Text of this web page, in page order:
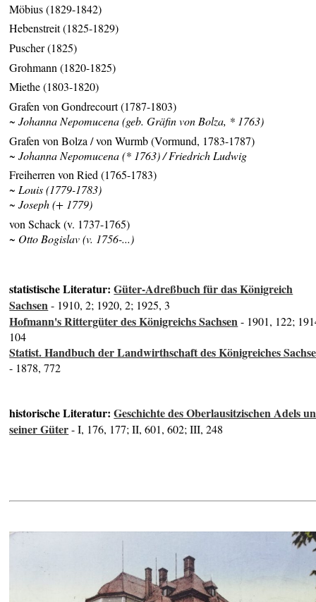
Möbius (1829-1842)
Hebenstreit (1825-1829)
Puscher (1825)
Grohmann (1820-1825)
Miethe (1803-1820)
Grafen von Gondrecourt (1787-1803)
~ Johanna Nepomucena (geb. Gräfin von Bolza, * 1763)
Grafen von Bolza / von Wurmb (Vormund, 1783-1787)
~ Johanna Nepomucena (* 1763) / Friedrich Ludwig
Freiherren von Ried (1765-1783)
~ Louis (1779-1783)
~ Joseph (+ 1779)
von Schack (v. 1737-1765)
~ Otto Bogislav (v. 1756-...)
statistische Literatur:Güter-Adreßbuch für das Königreich
Sachsen- 1910, 2; 1920, 2; 1925, 3
Hofmann's Rittergüter des Königreichs Sachsen- 1901, 122;
104
Statist. Handbuch der Landwirthschaft des Königreiches
- 1878, 772
historische Literatur:Geschichte des Oberlausitzischen Adels
seiner Güter- I, 176, 177; II, 601, 602; III, 248